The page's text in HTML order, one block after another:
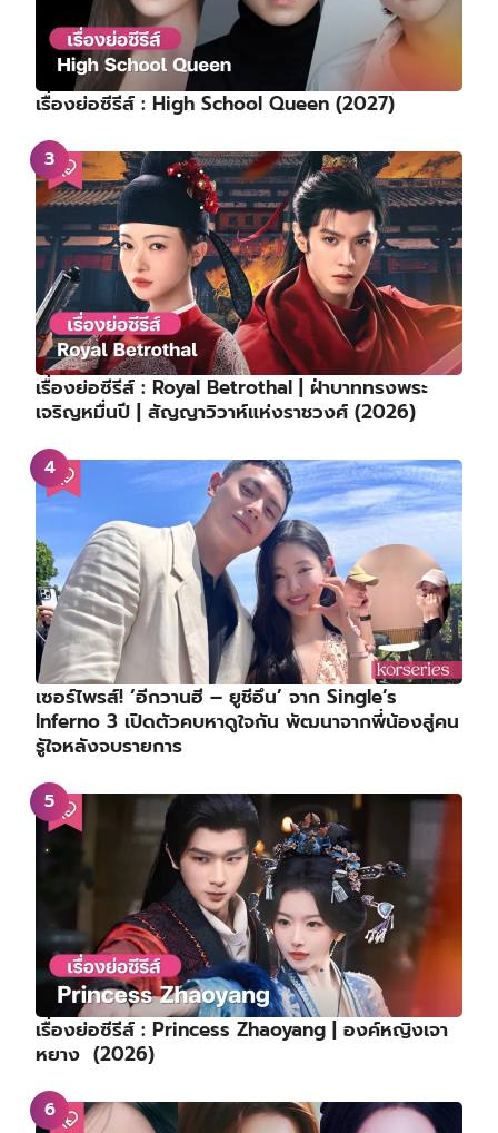
เรื่องย่อซีรีส์ : High School Queen (2027)
เรื่องย่อซีรีส์ : Royal Betrothal | ฝ่าบาททรงพระ
เจริญหมื่นปี | สัญญาวิวาห์แห่งราชวงศ์ (2026)
เซอร์ไพรส์! ‘อีกวานฮี – ยูชีอึน’ จาก Single’s
Inferno 3 เปิดตัวคบหาดูใจกัน พัฒนาจากพี่น้องสู่คน
รู้ใจหลังจบรายการ
เรื่องย่อซีรีส์ : Princess Zhaoyang | องค์หญิงเจา
หยาง (2026)